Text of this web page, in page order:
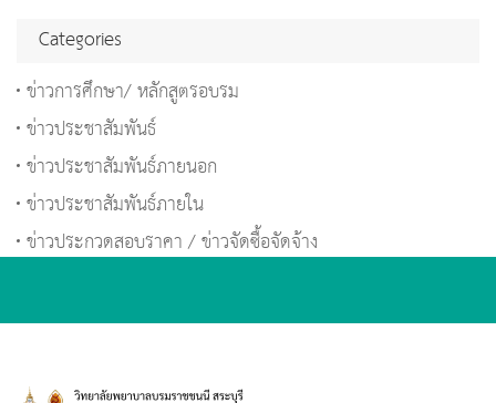
Categories
ข่าวการศึกษา/ หลักสูตรอบรม
ข่าวประชาสัมพันธ์
ข่าวประชาสัมพันธ์ภายนอก
ข่าวประชาสัมพันธ์ภายใน
ข่าวประกวดสอบราคา / ข่าวจัดซื้อจัดจ้าง